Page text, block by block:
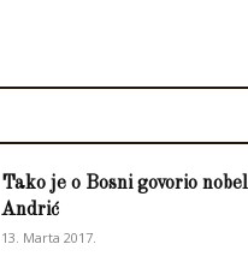
Tako je o Bosni govorio
Andrić
13. Marta 2017.